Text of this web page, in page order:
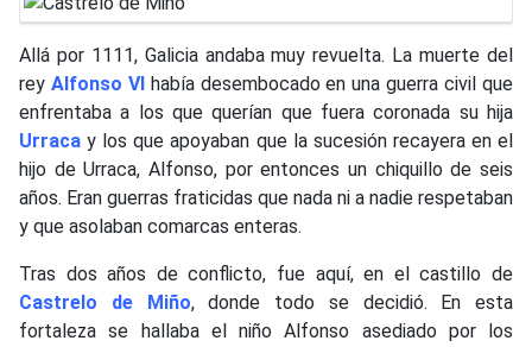
Allá por 1111, Galicia andaba muy revuelta. La muerte del
rey Alfonso VI había desembocado en una guerra civil que
enfrentaba a los que querían que fuera coronada su hija
Urraca y los que apoyaban que la sucesión recayera en el
hijo de Urraca, Alfonso, por entonces un chiquillo de seis
años. Eran guerras fraticidas que nada ni a nadie respetaban
y que asolaban comarcas enteras.
Tras dos años de conflicto, fue aquí, en el castillo de
Castrelo de Miño, donde todo se decidió. En esta
fortaleza se hallaba el niño Alfonso asediado por los